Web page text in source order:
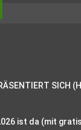
SICH
ist da (mit